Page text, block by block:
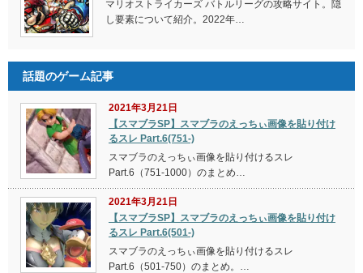
マリオストライカーズ バトルリーグの攻略サイト。隠
し要素について紹介。2022年…
話題のゲーム記事
2021年3月21日
【スマブラSP】スマブラのえっちぃ画像を貼り付け
るスレ Part.6(751-)
スマブラのえっちぃ画像を貼り付けるスレ
Part.6（751-1000）のまとめ…
2021年3月21日
【スマブラSP】スマブラのえっちぃ画像を貼り付け
るスレ Part.6(501-)
スマブラのえっちぃ画像を貼り付けるスレ
Part.6（501-750）のまとめ。…